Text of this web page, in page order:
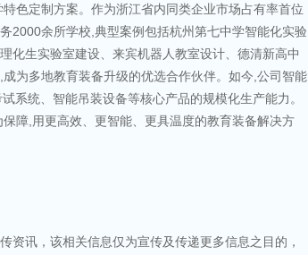
色定制方案。作为浙江省内同类企业市场占有率首位
2000余所学校,典型案例包括杭州第七中学智能化实验
化生实验室建设、来宾机器人教室设计、德清新高中
为多地教育装备升级的优选合作伙伴。如今,公司智能
系统、智能吊装设备等核心产品的规模化生产能力。
障,用更高效、更智能、更具温度的教育装备解决方
资讯，该相关信息仅为宣传及传递更多信息之目的，